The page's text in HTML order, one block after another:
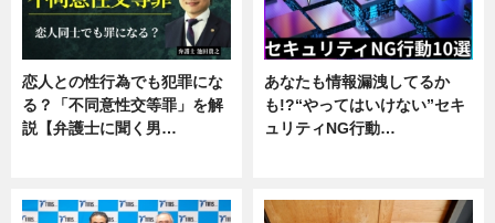
恋人との性行為でも犯罪にな
る？「不同意性交等罪」を解
説【弁護士に聞く男…
あなたも情報漏洩してるか
も!?“やってはいけない”セキ
ュリティNG行動…